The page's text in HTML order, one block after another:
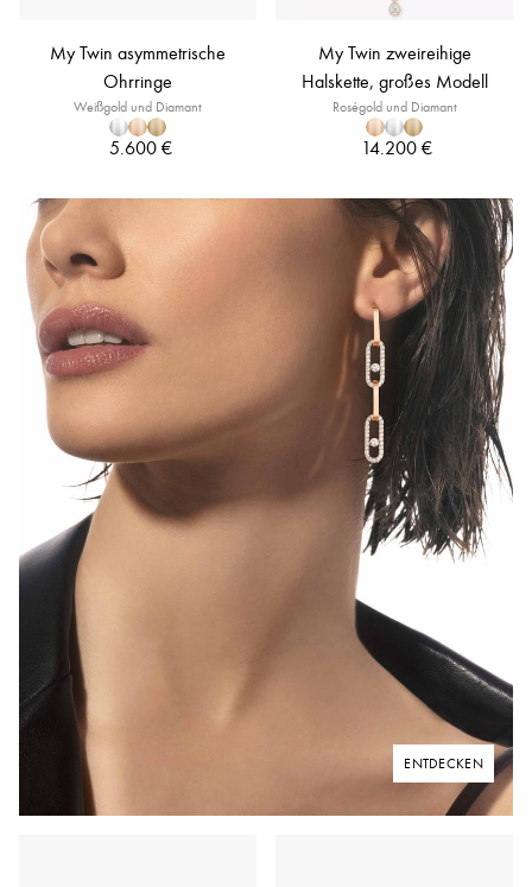
My Twin asymmetrische
Ohrringe
Weißgold und Diamant
5.600 €
My Twin zweireihige
Halskette, großes Modell
Roségold und Diamant
14.200 €
ENTDECKEN